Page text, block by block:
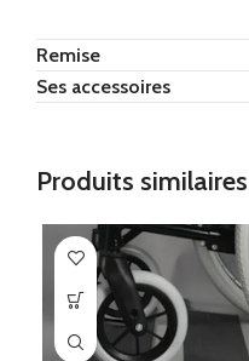
Remise
Ses accessoires
Produits similaires